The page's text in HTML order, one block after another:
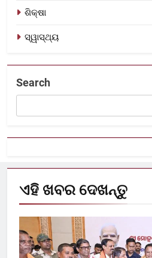
ଶିକ୍ଷା
ସ୍ୱାସ୍ଥ୍ୟ
Search
ଏହି ଖବର ଦେଖନ୍ତୁ